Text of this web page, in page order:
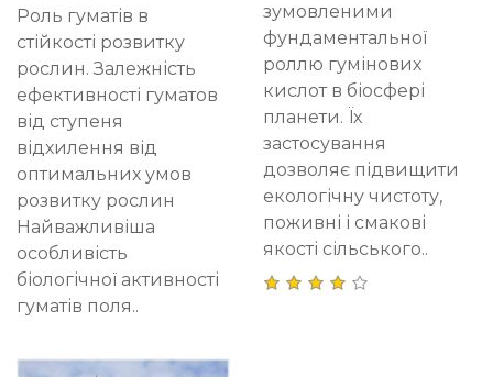
Роль гуматів в
стійкості розвитку
рослин. Залежність
ефективності гуматов
від ступеня
відхилення від
оптимальних умов
розвитку рослин
Найважливіша
особливість
біологічної активності
гуматів поля..
зумовленими
фундаментальної
роллю гумінових
кислот в біосфері
планети. Їх
застосування
дозволяє підвищити
екологічну чистоту,
поживні і смакові
якості сільського..